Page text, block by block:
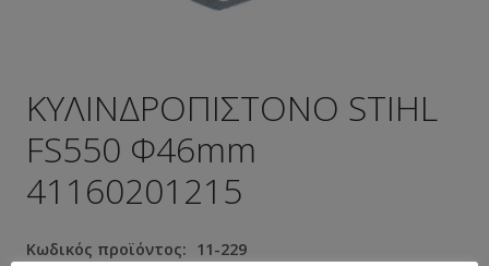
ΚΥΛΙΝΔΡΟΠΙΣΤΟΝΟ STIHL
FS550 Φ46mm
41160201215
Κωδικός προϊόντος: 11-229